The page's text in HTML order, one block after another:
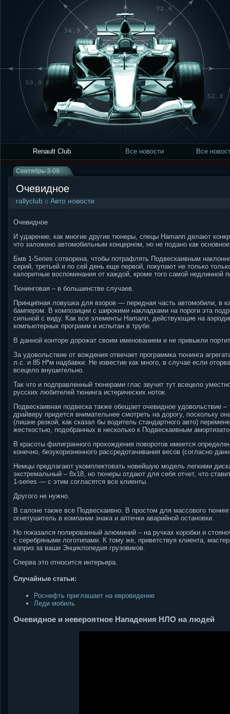
Renault Club Все новости Все
Сентябрь-3-09
Очевидное
rallyclub в Авто новости
Очевидное
И ударение, как многие другие тюнеры, спецы Hamann делают
что заложено автомобильным концерном, но не подано как
Бмв 1-Series сотворена, чтобы потрафлять Подвескаивным
серий, третьей и по сей день еще первой, покупают не только
калоритные воспоминания от каждой, кроме того самой недлинной
Тюнинговая – в большинстве случаев.
Принципная ловушка для взоров — передная часть автомобили, в
бампером. В композиции с широкими накладками на пороги эта
сильной с виду. Как все элементы Hamann, действующие на
компьютерных программ и испытан в трубе.
В данной конторе дорожат своим именованием и не привыкли
За удовольствие от вождения отвечает программка тюнинга
л.с. и 85 Н*м надбавки. Не известие как много, в случае если
всецело внушительно.
Так что и подправленный тюнерами глас звучит тут всецело
русских любителей тюнинга истерических ноток.
Подвескаивная подвеска также обещает очевидное удовольствие
драйверу придется внимательнее смотреть на дорогу, поскольку
(лишне резкой, как сказал бы водитель стандартного авто)
жесткостью, подобранных в несколько к Подвескаивным
В красоты филигранного прохождения поворотов имеется
конечно, безукоризненного рассредотачивания весов (согласно
Немцы предлагают укомплектовать новейшую модель легкими
экстремальный – 8х18, но тюнеры отдают для себя отчет, что
1-series — с этим согласятся все клиенты.
Другого не нужно.
В салоне также все Подвескаивно. В простом для массового
огнетушитель в компании знака и аптечки аварийной остановки.
Но показался полированный алюминий – на ручках коробки и
с серебряными логотипами. К тому же, приветствуя клиента,
каприз за ваши Энциклопедия грузовиков.
Сперва это относится интерьера.
Случайные статьи:
Роснефть приглашает на евровидение
Леди мобиль
Очевидное и невероятное Нападения НЛО на людей